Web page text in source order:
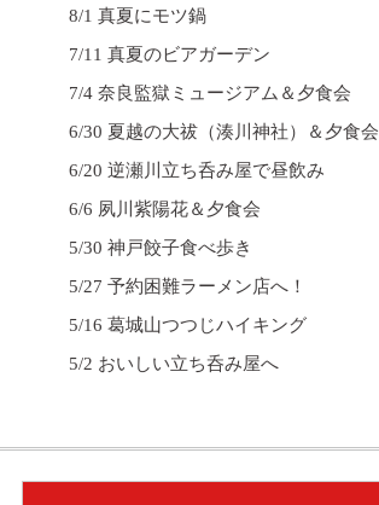
8/1 真夏にモツ鍋
7/11 真夏のビアガーデン
7/4 奈良監獄ミュージアム＆夕食会
6/30 夏越の大祓（湊川神社）＆夕食会
6/20 逆瀬川立ち呑み屋で昼飲み
6/6 夙川紫陽花＆夕食会
5/30 神戸餃子食べ歩き
5/27 予約困難ラーメン店へ！
5/16 葛城山つつじハイキング
5/2 おいしい立ち呑み屋へ